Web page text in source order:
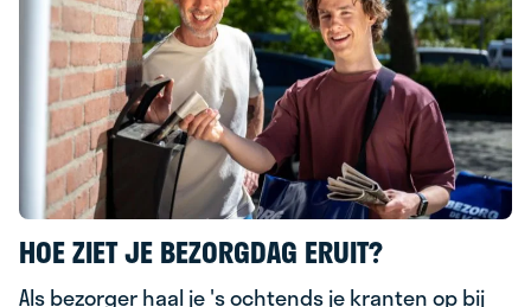
HOE ZIET JE BEZORGDAG ERUIT?
Als bezorger haal je 's ochtends je kranten op bij